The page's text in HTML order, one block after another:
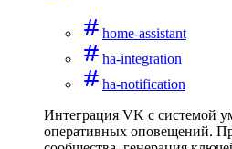
home-assistant
ha-integration
ha-notification
Интеграция VK с системой
оперативных оповещений.